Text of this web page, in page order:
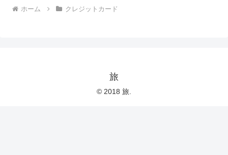
ホーム クレジットカード
旅
© 2018 旅.